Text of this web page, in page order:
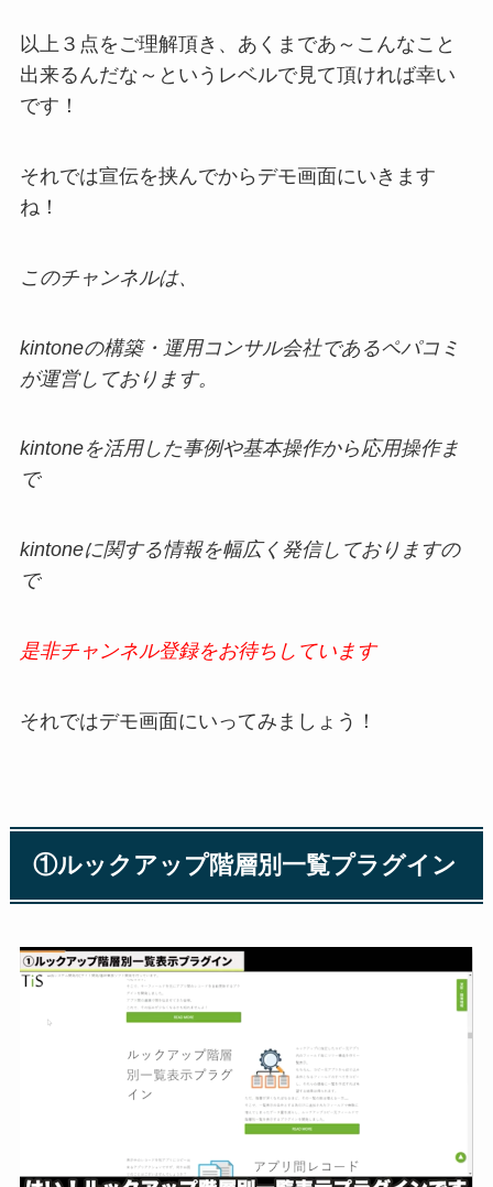
以上３点をご理解頂き、あくまであ～こんなこと
出来るんだな～というレベルで見て頂ければ幸い
です！
それでは宣伝を挟んでからデモ画面にいきます
ね！
このチャンネルは、
kintoneの構築・運用コンサル会社であるペパコミ
が運営しております。
kintoneを活用した事例や基本操作から応用操作ま
で
kintoneに関する情報を幅広く発信しておりますの
で
是非チャンネル登録をお待ちしています
それではデモ画面にいってみましょう！
①ルックアップ階層別一覧プラグイン